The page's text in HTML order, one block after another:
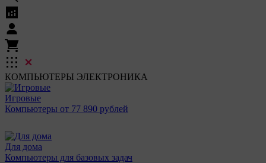
КОМПЬЮТЕРЫ ЭЛЕКТРОНИКА
Игровые
Компьютеры от 77 890 рублей
Для дома
Компьютеры для базовых задач